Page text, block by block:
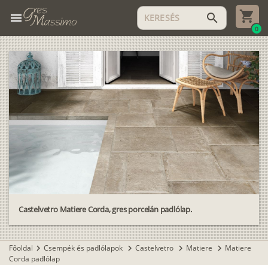
menu search
0
Castelvetro Matiere Corda, gres porcelán padlólap.
Főoldal chevron_right Csempék és padlólapok chevron_right Castelvetro chevron_right Matiere chevron_right Matiere
Corda padlólap